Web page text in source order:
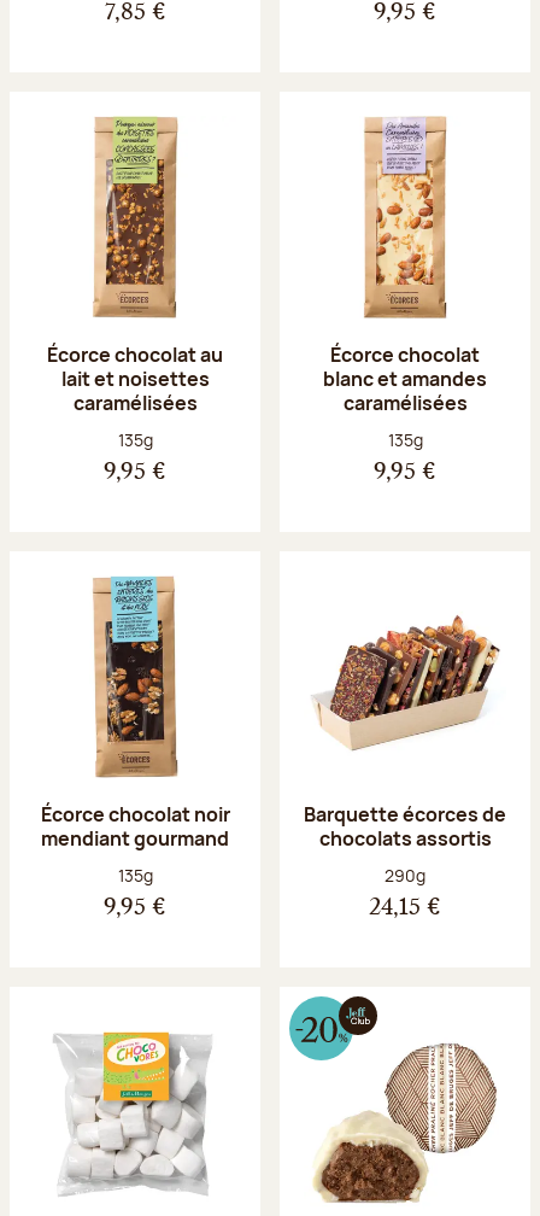
7,85 € 9,95 €
Écorce chocolat au
lait et noisettes
caramélisées
Poids net :
135g
9,95 €
Écorce chocolat
blanc et amandes
caramélisées
Poids net :
135g
9,95 €
Écorce chocolat noir
mendiant gourmand
Poids net :
135g
9,95 €
Barquette écorces de
chocolats assortis
Poids net :
290g
24,15 €